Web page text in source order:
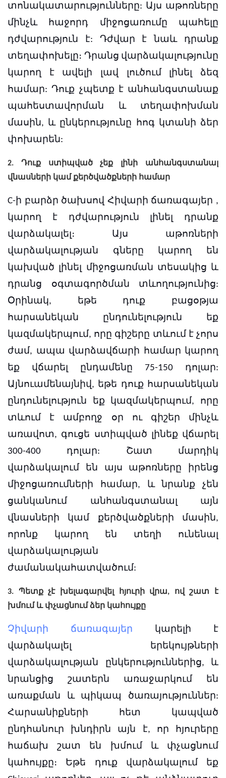
տոնակատարությունները: Այս աթոռները
մինչև հաջորդ միջոցառումը պահելը
դժվարություն է: Դժվար է նաև դրանք
տեղափոխելը։ Դրանց վարձակալությունը
կարող է ավելի լավ լուծում լինել ձեզ
համար: Դուք չպետք է անհանգստանաք
պահեստավորման և տեղափոխման
մասին, և ընկերությունը հոգ կտանի ձեր
փոխարեն:
2. Դուք ստիպված չեք լինի անհանգստանալ
վնասների կամ քերծվածքների համար
C-ի բարձր ծախսով Հիվարի ճառագայեր ,
կարող է դժվարություն լինել դրանք
վարձակալել։ Այս աթոռների
վարձակալության գները կարող են
կախված լինել միջոցառման տեսակից և
դրանց օգտագործման տևողությունից:
Օրինակ, եթե դուք բացօթյա
հարսանեկան ընդունելություն եք
կազմակերպում, որը գիշերը տևում է չորս
ժամ, ապա վարձավճարի համար կարող
եք վճարել ընդամենը 75-150 դոլար:
Այնուամենայնիվ, եթե դուք հարսանեկան
ընդունելություն եք կազմակերպում, որը
տևում է ամբողջ օր ու գիշեր մինչև
առավոտ, գուցե ստիպված լինեք վճարել
300-400 դոլար: Շատ մարդիկ
վարձակալում են այս աթոռները իրենց
միջոցառումների համար, և նրանք չեն
ցանկանում անհանգստանալ այն
վնասների կամ քերծվածքների մասին,
որոնք կարող են տեղի ունենալ
վարձակալության
ժամանակահատվածում:
3. Պետք չէ խելագարվել հյուրի վրա, ով շատ է
խմում և փչացնում ձեր կահույքը
Չիվարի ճառագայեր
կարելի է
վարձակալել երեկույթների
վարձակալության ընկերություններից, և
նրանցից շատերն առաջարկում են
առաքման և պիկապ ծառայություններ:
Հարսանիքների հետ կապված
ընդհանուր խնդիրն այն է, որ հյուրերը
հաճախ շատ են խմում և փչացնում
կահույքը։ Եթե ​​դուք վարձակալում եք